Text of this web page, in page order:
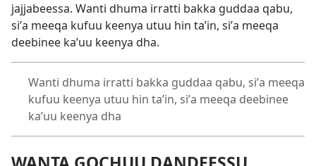
jajjabeessa. Wanti dhuma irratti bakka guddaa qabu,
siʼa meeqa kufuu keenya utuu hin taʼin, siʼa meeqa
deebinee kaʼuu keenya dha.
Wanti dhuma irratti bakka guddaa qabu, siʼa meeqa
kufuu keenya utuu hin taʼin, siʼa meeqa deebinee
kaʼuu keenya dha